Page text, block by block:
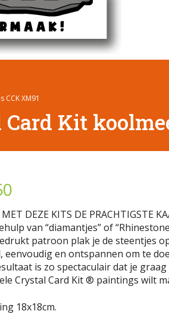
XM91
Kit
DEZE KITS DE PRACHTIGSTE
van “diamantjes” of
patroon plak je de steentjes
eenvoudig en ontspannen om te
is zo spectaculair dat je
Crystal Card Kit ® paintings wilt
18x18cm.